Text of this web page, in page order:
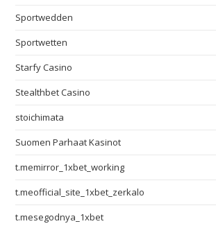
Sportwedden
Sportwetten
Starfy Casino
Stealthbet Casino
stoichimata
Suomen Parhaat Kasinot
t.memirror_1xbet_working
t.meofficial_site_1xbet_zerkalo
t.mesegodnya_1xbet